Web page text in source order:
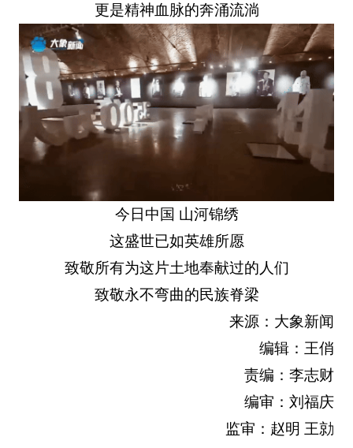
更是精神血脉的奔涌流淌
今日中国 山河锦绣
这盛世已如英雄所愿
致敬所有为这片土地奉献过的人们
致敬永不弯曲的民族脊梁
来源：大象新闻
编辑：王俏
责编：李志财
编审：刘福庆
监审：赵明 王勍